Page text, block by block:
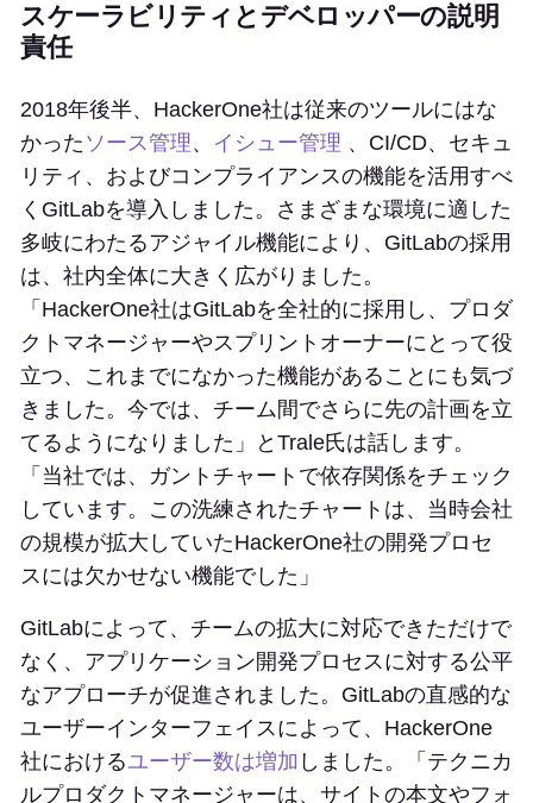
スケーラビリティとデベロッパーの説明
責任
2018年後半、HackerOne社は従来のツールにはな
かった ソース管理、 イシュー管理 、CI/CD、セキュ
リティ、およびコンプライアンスの機能を活用すべ
くGitLabを導入しました。さまざまな環境に適した
多岐にわたるアジャイル機能により、GitLabの採用
は、社内全体に大きく広がりました。
「HackerOne社はGitLabを全社的に採用し、プロダ
クトマネージャーやスプリントオーナーにとって役
立つ、これまでになかった機能があることにも気づ
きました。今では、チーム間でさらに先の計画を立
てるようになりました」とTrale氏は話します。
「当社では、ガントチャートで依存関係をチェック
しています。この洗練されたチャートは、当時会社
の規模が拡大していたHackerOne社の開発プロセ
スには欠かせない機能でした」
GitLabによって、チームの拡大に対応できただけで
なく、アプリケーション開発プロセスに対する公平
なアプローチが促進されました。GitLabの直感的な
ユーザーインターフェイスによって、HackerOne
社におけるユーザー数は増加 しました。「テクニカ
ルプロダクトマネージャーは、サイトの本文やフォ